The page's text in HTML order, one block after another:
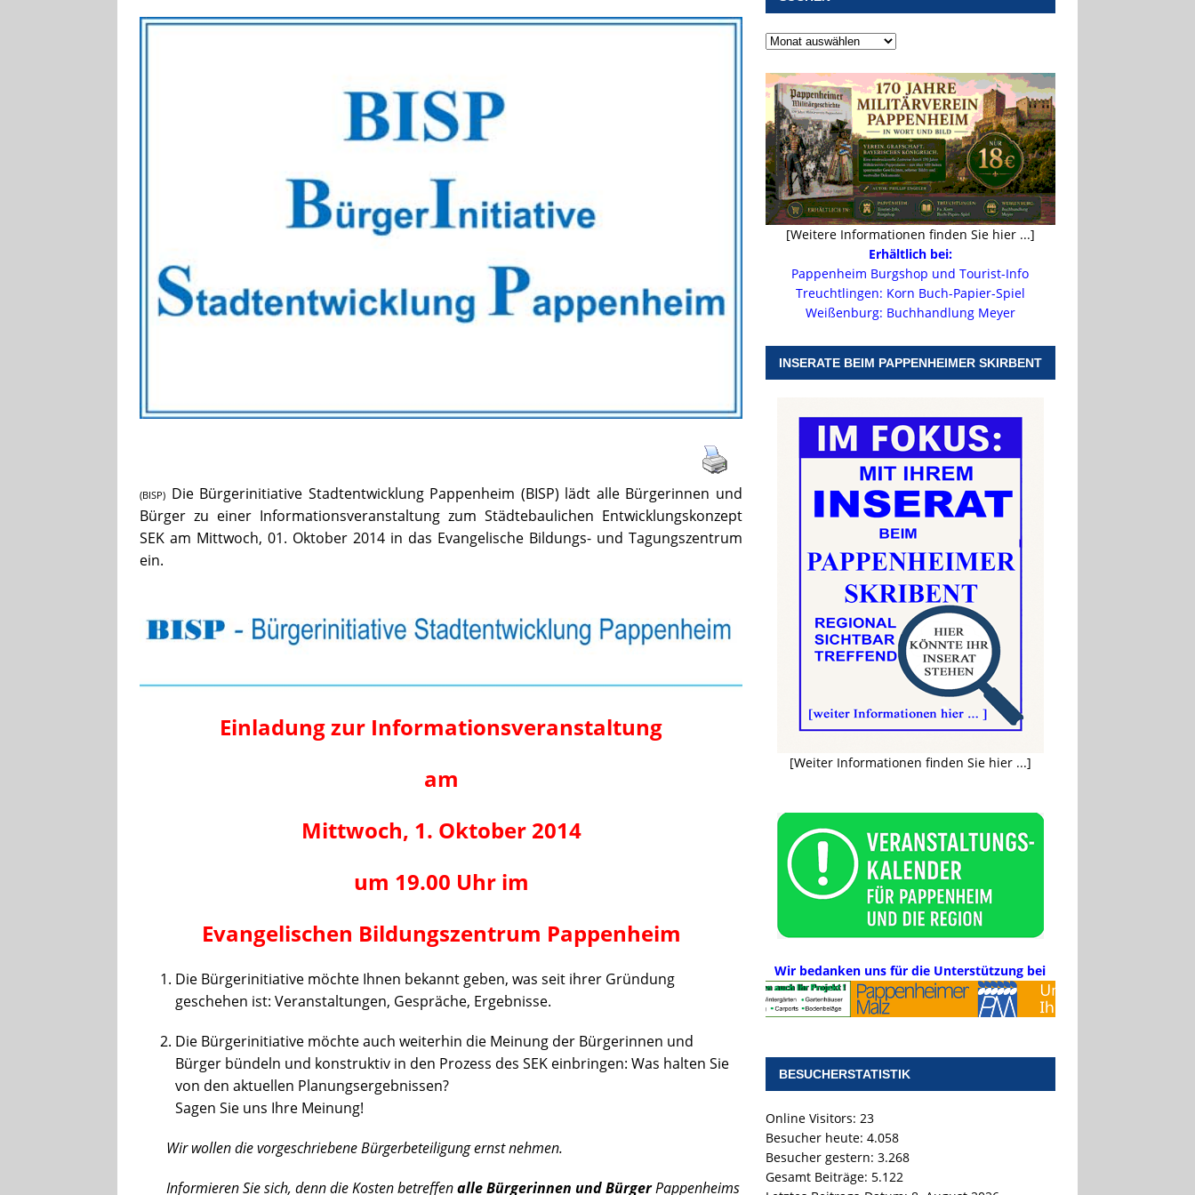
ankommen
VERANSTALTUNGEN
[ 8. August 2026 ]
Wasserversorgung rechts der Altmühl stellt sich neu auf
(BISP) Die Bürgerinitiative Stadtentwicklung Pappenheim (BISP) lädt alle Bürgerinnen und
Bürger zu einer Informationsveranstaltung zum Städtebaulichen Entwicklungskonzept
SEK am Mittwoch, 01. Oktober 2014 in das Evangelische Bildungs- und Tagungszentrum
ein.
Einladung zur Informationsveranstaltung
am
Mittwoch, 1. Oktober 2014
um 19.00 Uhr im
Evangelischen Bildungszentrum Pappenheim
Die Bürgerinitiative möchte Ihnen bekannt geben, was seit ihrer Gründung
geschehen ist: Veranstaltungen, Gespräche, Ergebnisse.
Die Bürgerinitiative möchte auch weiterhin die Meinung der Bürgerinnen und
Bürger bündeln und konstruktiv in den Prozess des SEK einbringen: Was halten Sie
von den aktuellen Planungsergebnissen?
Sagen Sie uns Ihre Meinung!
Wir wollen die vorgeschriebene Bürgerbeteiligung ernst nehmen.
Informieren Sie sich, denn die Kosten betreffenalle Bürgerinnen und BürgerPappenheims
[Weitere Informationen finden Sie hier ...]
Erhältlich bei:
Pappenheim Burgshop und Tourist-Info
Treuchtlingen: Korn Buch-Papier-Spiel
Weißenburg: Buchhandlung Meyer
INSERATE BEIM PAPPENHEIMER SKIRBENT
[Weiter Informationen finden Sie hier ...]
Wir bedanken uns für die Unterstützung bei
BESUCHERSTATISTIK
Online Visitors: 23
Besucher heute: 4.058
Besucher gestern: 3.268
Gesamt Beiträge: 5.122